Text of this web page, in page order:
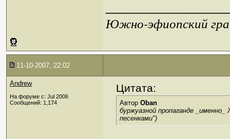
Южно-эфиопский
11-10-2007, 22:02
Andrew
На форуме с: Jul 2006
Сообщений: 1,174
Цитата:
Автор Oban
буржуазной пропаганде
песенками")